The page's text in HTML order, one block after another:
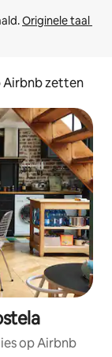
Originele taal
Airbnb zetten
op Airbnb